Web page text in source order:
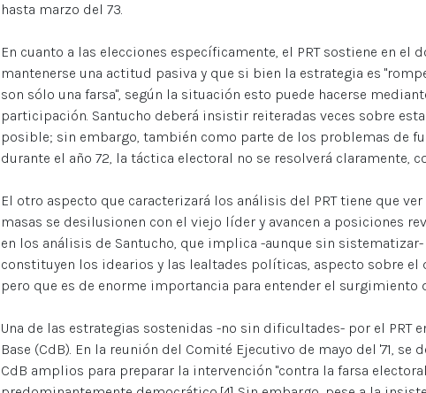
hasta marzo del 73.
En cuanto a las elecciones específicamente, el PRT sostiene en el
mantenerse una actitud pasiva y que si bien la estrategia es
son sólo una farsa", según la situación esto puede hacerse
participación. Santucho deberá insistir reiteradas veces sobre
posible; sin embargo, también como parte de los problemas de
durante el año 72, la táctica electoral no se resolverá claramente,
El otro aspecto que caracterizará los análisis del PRT tiene que
masas se desilusionen con el viejo líder y avancen a posiciones
en los análisis de Santucho, que implica -aunque sin
constituyen los idearios y las lealtades políticas, aspecto sobre el
pero que es de enorme importancia para entender el surgimiento
Una de las estrategias sostenidas -no sin dificultades- por el PRT
Base (CdB). En la reunión del Comité Ejecutivo de mayo del '71,
CdB amplios para preparar la intervención "contra la farsa